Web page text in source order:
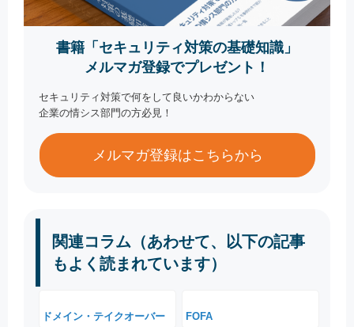
書籍「セキュリティ対策の基礎知識」
メルマガ登録でプレゼント！
セキュリティ対策で何をして良いかわからない
企業の情シス部門の方必見！
メルマガ登録はこちらから
関連コラム（あわせて、以下の記事
もよく読まれています）
ドメイン・テイクオーバー FOFA